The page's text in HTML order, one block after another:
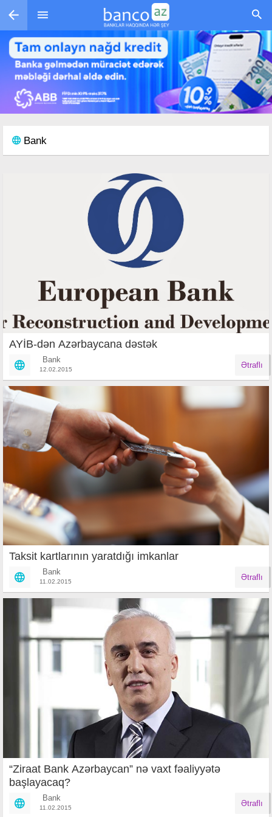
Skip to main content
Bank
AYİB-dən Azərbaycana dəstək
Bank
12.02.2015 Ətraflı
Taksit kartlarının yaratdığı imkanlar
Bank
11.02.2015 Ətraflı
“Ziraat Bank Azərbaycan” nə vaxt fəaliyyətə
başlayacaq?
Bank
11.02.2015 Ətraflı